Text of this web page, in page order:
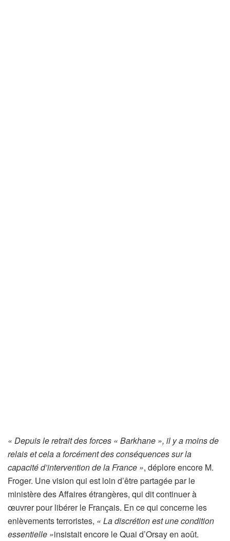
« Depuis le retrait des forces « Barkhane », il y a moins de
relais et cela a forcément des conséquences sur la
capacité d’intervention de la France », déplore encore M.
Froger. Une vision qui est loin d’être partagée par le
ministère des Affaires étrangères, qui dit continuer à
œuvrer pour libérer le Français. En ce qui concerne les
enlèvements terroristes, « La discrétion est une condition
essentielle »insistait encore le Quai d’Orsay en août.